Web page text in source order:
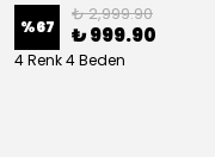
%67
₺ 2,999.90
₺ 999.90
4 Renk 4 Beden